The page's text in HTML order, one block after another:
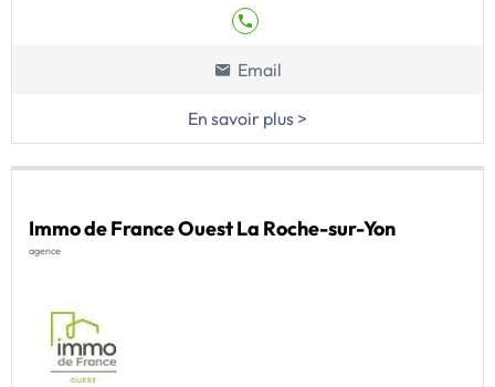
Email
En savoir plus >
Immo de France Ouest La Roche-sur-Yon
agence